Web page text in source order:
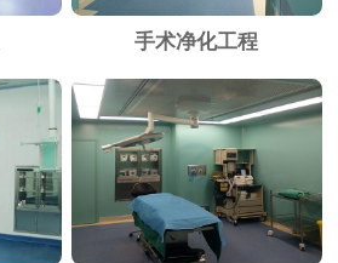
手术净化工程